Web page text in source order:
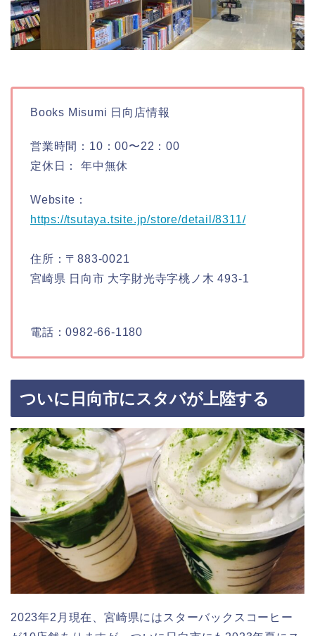
Books Misumi 日向店情報
営業時間：10：00〜22：00
定休日： 年中無休
Website：
https://tsutaya.tsite.jp/store/detail/8311/
住所：〒883-0021
宮崎県 日向市 大字財光寺字桃ノ木 493-1
電話：0982-66-1180
ついに日向市にスタバが上陸する
2023年2月現在、宮崎県にはスターバックスコーヒー